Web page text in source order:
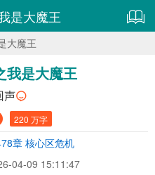
是大魔王
大魔王
我是大魔王
声
220 万字
章 核心区危机
04-09 15:11:47